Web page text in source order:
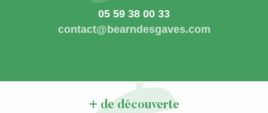
05 59 38 00 33
contact@bearndesgaves.com
+ de découverte